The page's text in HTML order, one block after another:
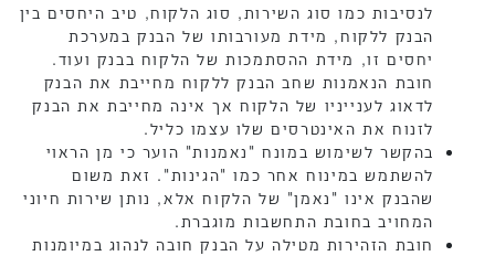
לנסיבות כמו סוג השירות, סוג הלקוח, טיב היחסים בין
הבנק ללקוח, מידת מעורבותו של הבנק במערכת
יחסים זו, מידת ההסתמכות של הלקוח בבנק ועוד.
חובת הנאמנות שחב הבנק ללקוח מחייבת את הבנק
לדאוג לענייניו של הלקוח אך אינה מחייבת את הבנק
לזנוח את האינטרסים שלו עצמו כליל.
בהקשר לשימוש במונח "נאמנות" הוער כי מן הראוי
להשתמש במינוח אחר כמו "הגינות". זאת משום
שהבנק אינו "נאמן" של הלקוח אלא, נותן שירות חיוני
המחויב בחובת התחשבות מוגברת.
חובת הזהירות מטילה על הבנק חובה לנהוג במיומנות